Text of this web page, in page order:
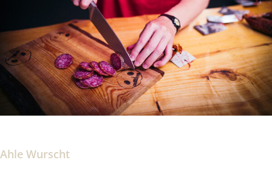
Ahle Wurscht